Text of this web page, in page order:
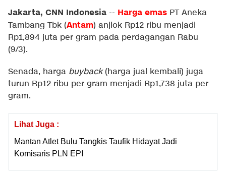
Jakarta, CNN Indonesia -- Harga emas PT Aneka
Tambang Tbk (Antam) anjlok Rp12 ribu menjadi
Rp1,894 juta per gram pada perdagangan Rabu
(9/3).
Senada, harga buyback(harga jual kembali) juga
turun Rp12 ribu per gram menjadi Rp1,738 juta per
gram.
Lihat Juga :
Mantan Atlet Bulu Tangkis Taufik Hidayat Jadi
Komisaris PLN EPI